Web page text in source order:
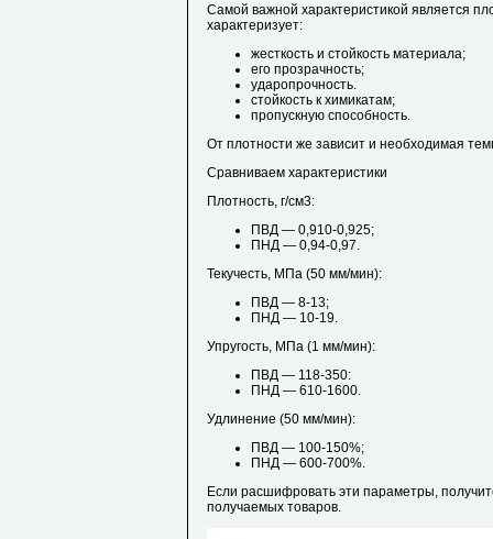
Самой важной характеристикой является
характеризует:
жесткость и стойкость материала;
его прозрачность;
ударопрочность.
стойкость к химикатам;
пропускную способность.
От плотности же зависит и необходимая
Сравниваем характеристики
Плотность, г/см3:
ПВД — 0,910-0,925;
ПНД — 0,94-0,97.
Текучесть, МПа (50 мм/мин):
ПВД — 8-13;
ПНД — 10-19.
Упругость, МПа (1 мм/мин):
ПВД — 118-350:
ПНД — 610-1600.
Удлинение (50 мм/мин):
ПВД — 100-150%;
ПНД — 600-700%.
Если расшифровать эти параметры,
получаемых товаров.